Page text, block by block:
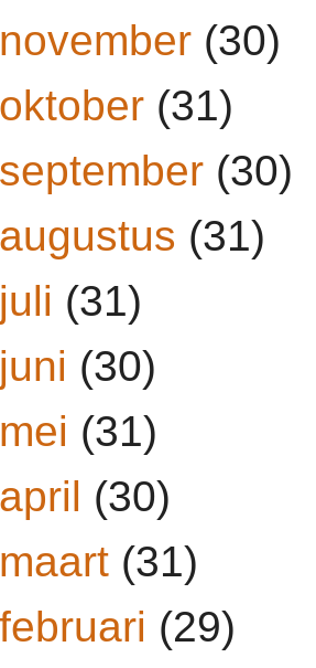
november (30)
oktober (31)
september (30)
augustus (31)
juli (31)
juni (30)
mei (31)
april (30)
maart (31)
februari (29)